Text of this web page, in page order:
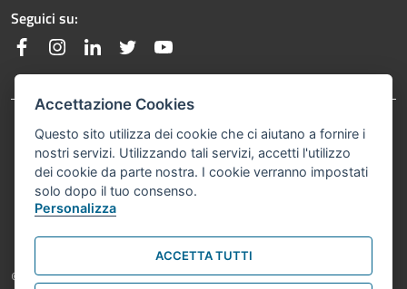
Seguici su:
FacebookInstagramLinkedin Twitter
Footer menuPrivacy Policy
Note Legali
© Comune di Bologna 2021. Tutti i diritti riservati.
Accettazione Cookies
Questo sito utilizza dei cookie che ci aiutano a fornire i
nostri servizi. Utilizzando tali servizi, accetti l'utilizzo
dei cookie da parte nostra. I cookie verranno impostati
solo dopo il tuo consenso.
Personalizza
ACCETTA TUTTI